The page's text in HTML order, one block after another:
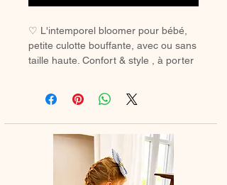
♡ L'intemporel bloomer pour bébé,
petite culotte bouffante, avec ou sans
taille haute. Confort & style , à porter
♡ Petit Bloomer entièrement réalisé à
♡ Le délai de fabrication est de 7 à
28 jours ouvrés selon les commandes